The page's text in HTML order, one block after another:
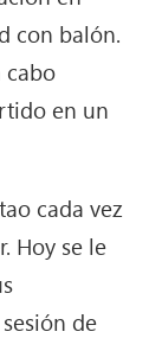
con balón.
cabo
en un
cada vez
Hoy se le
de